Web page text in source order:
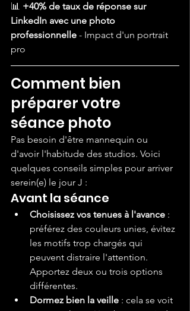
📊 +40% de taux de réponse sur
LinkedIn avec une photo
professionnelle - Impact d'un portrait
pro
Comment bien
préparer votre
séance photo
Pas besoin d'être mannequin ou
d'avoir l'habitude des studios. Voici
quelques conseils simples pour arriver
serein(e) le jour J :
Avant la séance
Choisissez vos tenues à l'avance :
préférez des couleurs unies, évitez
les motifs trop chargés qui
peuvent distraire l'attention.
Apportez deux ou trois options
différentes.
Dormez bien la veille : cela se voit